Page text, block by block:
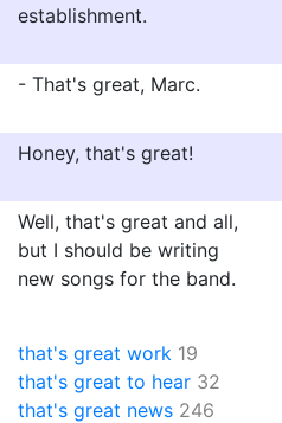
establishment.
- That's great, Marc.
Honey, that's great!
Well, that's great and all,
but I should be writing
new songs for the band.
that's great work 19
that's great to hear 32
that's great news 246